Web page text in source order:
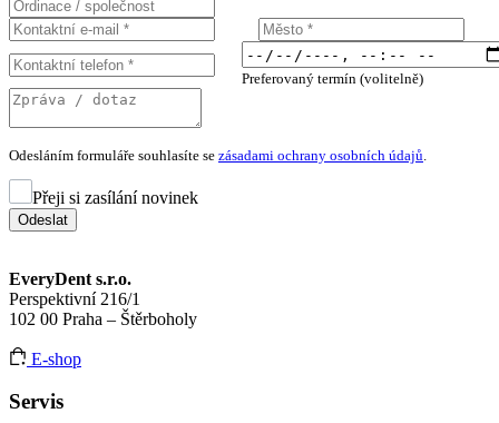
Preferovaný termín (volitelně)
Odesláním formuláře souhlasíte se zásadami ochrany osobních údajů.
Přeji si zasílání novinek
Odeslat
EveryDent s.r.o.
Perspektivní 216/1
102 00 Praha – Štěrboholy
E-shop
Servis